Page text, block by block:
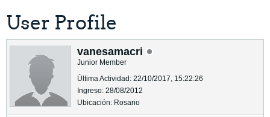
User Profile
vanesamacri
Junior Member
Última Actividad: 22/10/2017, 15:22:26
Ingreso: 28/08/2012
Ubicación: Rosario